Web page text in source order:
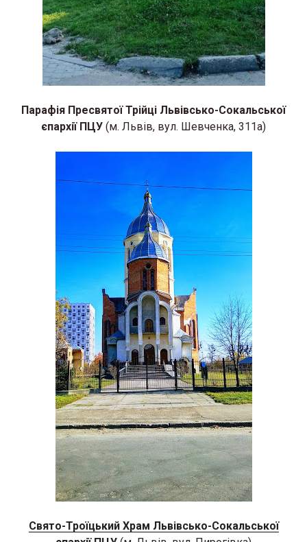
Парафія Пресвятої Трійці Львівсько-Сокальської
єпархії ПЦУ (м. Львів, вул. Шевченка, 311а)
Свято-Троїцький Храм Львівсько-Сокальської